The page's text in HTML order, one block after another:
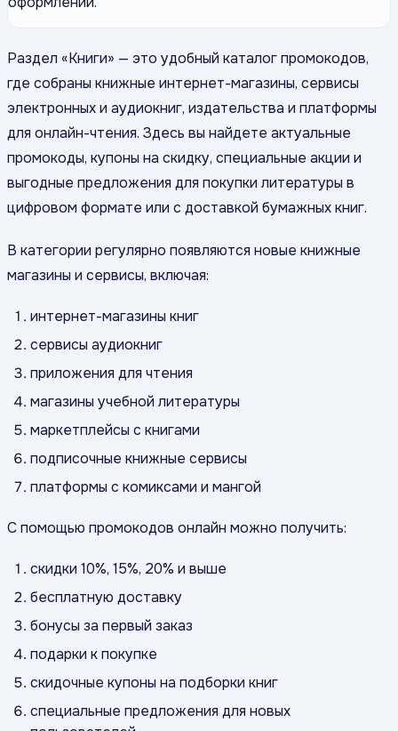
Раздел «Книги» — это удобный каталог промокодов,
где собраны книжные интернет-магазины, сервисы
электронных и аудиокниг, издательства и платформы
для онлайн-чтения. Здесь вы найдете актуальные
промокоды, купоны на скидку, специальные акции и
выгодные предложения для покупки литературы в
цифровом формате или с доставкой бумажных книг.
В категории регулярно появляются новые книжные
магазины и сервисы, включая:
интернет-магазины книг
сервисы аудиокниг
приложения для чтения
магазины учебной литературы
маркетплейсы с книгами
подписочные книжные сервисы
платформы с комиксами и мангой
С помощью промокодов онлайн можно получить:
скидки 10%, 15%, 20% и выше
бесплатную доставку
бонусы за первый заказ
подарки к покупке
скидочные купоны на подборки книг
специальные предложения для новых